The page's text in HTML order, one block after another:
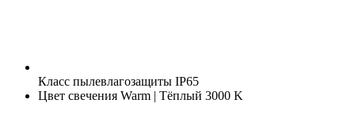
Класс пылевлагозащиты IP65
Цвет свечения Warm | Тёплый 3000 K